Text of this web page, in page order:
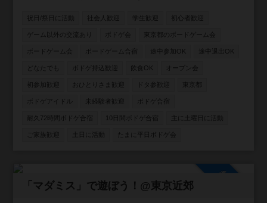
に土日祝､たまに平日にも開催✨おひとりさまで初参加から
の､リピート率高め❗️ぜひ一度､気軽に足を運んでいただけた
祝日/祭日に活動 社会人歓迎 学生歓迎 初心者歓迎
ゲーム以外の交流あり ボドゲ会 東京都のボードゲーム会
ボードゲーム会 ボードゲーム合宿 途中参加OK 途中退出OK
どなたでも ボドゲ持込歓迎 飲食OK オープン会
初参加歓迎 おひとりさま歓迎 ドタ参歓迎 東京都
ボドゲアイドル 未経験者歓迎 ボドゲ合宿
耐久72時間ボドゲ合宿 10日間ボドゲ合宿
ご家族歓迎 たまに平日ボドゲ会
「マダミス」で遊ぼう！@東京近郊